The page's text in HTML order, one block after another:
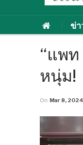
ข่า
“แพ
หนุ่ม!
On Mar 8, 2024